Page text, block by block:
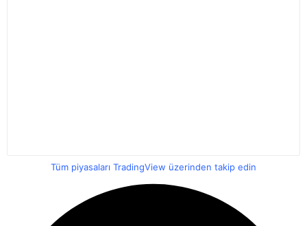
Tüm piyasaları TradingView üzerinden takip edin